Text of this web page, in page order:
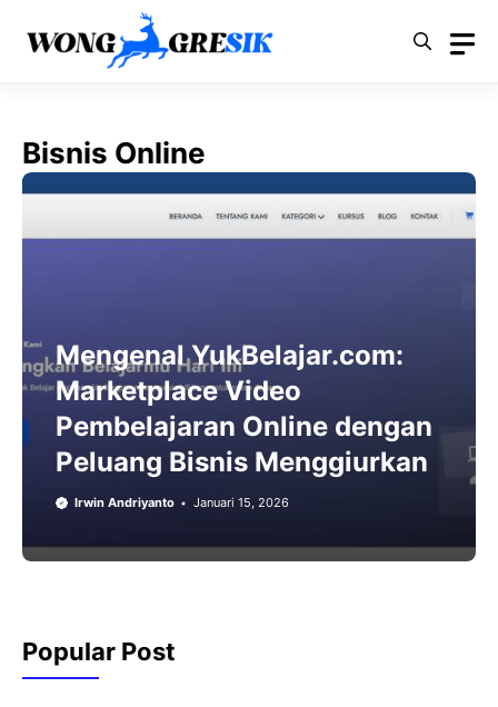
Bisnis Online
Mengenal YukBelajar.com:
Marketplace Video
Pembelajaran Online dengan
Peluang Bisnis Menggiurkan
Irwin Andriyanto Januari 15, 2026
Popular Post